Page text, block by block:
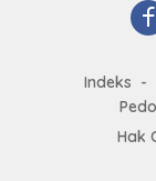
Indeks
Hak